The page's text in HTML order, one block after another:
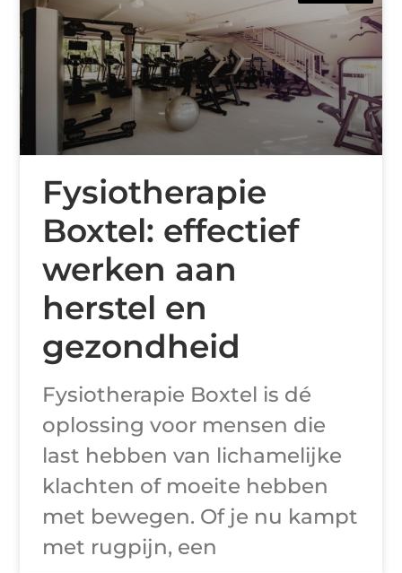
Fysiotherapie
Boxtel: effectief
werken aan
herstel en
gezondheid
Fysiotherapie Boxtel is dé
oplossing voor mensen die
last hebben van lichamelijke
klachten of moeite hebben
met bewegen. Of je nu kampt
met rugpijn, een